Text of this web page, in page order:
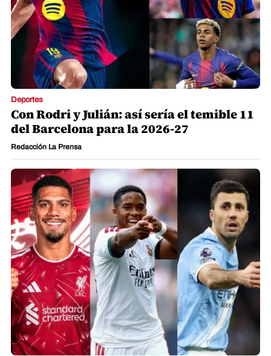
Deportes
Con Rodri y Julián: así sería el temible 11
del Barcelona para la 2026-27
Redacción La Prensa